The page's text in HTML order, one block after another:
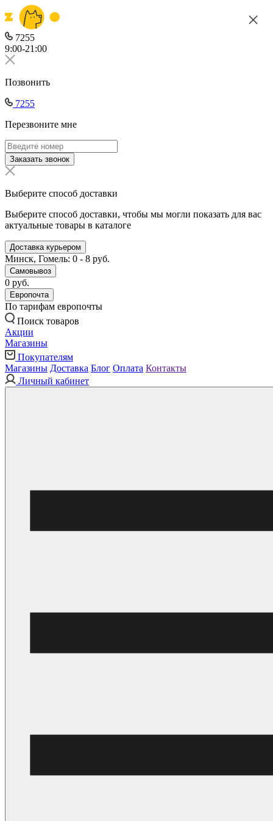
7255
9:00-21:00
Позвонить
7255
Перезвоните мне
Заказать звонок
Выберите способ доставки
Выберите способ доставки, чтобы мы могли показать для вас
актуальные товары в каталоге
Доставка курьером
Минск, Гомель: 0 - 8 руб.
Самовывоз
0 руб.
Европочта
По тарифам европочты
Поиск товаров
Акции
Магазины
Покупателям
Магазины Доставка Блог Оплата Контакты
Личный кабинет